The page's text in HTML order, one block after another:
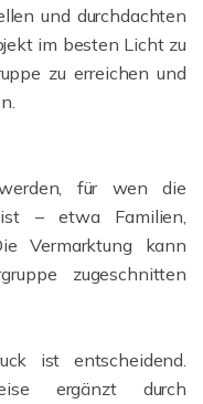
und durchdachten
im besten Licht zu
zu erreichen und
für wen die
– etwa Familien,
Vermarktung kann
zugeschnitten
ist entscheidend.
ergänzt durch